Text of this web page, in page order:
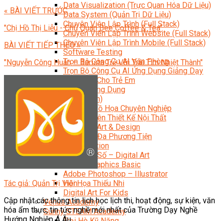
Data Visualization (Trực Quan Hóa Dữ Liệu)
Data System (Quản Trị Dữ Liệu)
Chuyên Viên Lập Trình (Full Stack)
Chuyên Viên Lập Trình Website (Full Stack)
Chuyên Viên Lập Trình Mobile (Full Stack)
Software Testing
Trọn Bộ Công Cụ AI Văn Phòng
Trọn Bộ Công Cụ AI Ứng Dụng Giảng Dạy
Lập Trình Cho Trẻ Em
Tin Học Ứng Dụng
Thiết Kế (Design)
Thiết Kế Đồ Họa Chuyên Nghiệp
Chuyên Viên Thiết Kế Nội Thất
3D Game Art & Design
Mỹ Thuật Đa Phương Tiện
3D Animation
Mỹ Thuật Số – Digital Art
Motion Graphics Basic
Adobe Photoshop – Illustrator
Hội Họa Thiếu Nhi
Digital Art For Kids
Venus Academy
Sunny STEAM Academy
« BÀI VIẾT TRƯỚC
"Chị Hồ Thị Liễu - Chủ Quán Bee Coffee & Tea"
BÀI VIẾT TIẾP THEO »
"Nguyễn Công Huân – Barista Trẻ Với Trái Tim Nhiệt Thành"
Tác giả: Quản Trị Viên
Cập nhật các thông tin lịch học lịch thi, hoạt động, sự kiện, văn
hóa ẩm thực, tin tức nghề mới nhất của Trường Dạy Nghề
Hướng Nghiệp Á Âu.